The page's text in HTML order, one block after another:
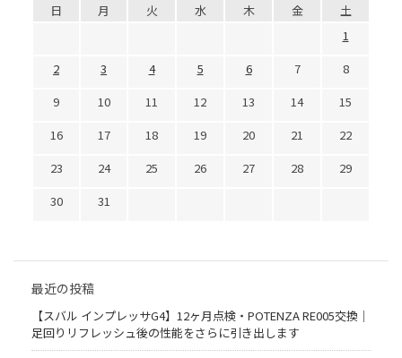
日 月 火 水 木 金
土
1
2
3 4 5 6 7
8
9
10 11 12 13 14
15
16
17 18 19 20 21
22
23
24 25 26 27 28
29
30
31
最近の投稿
【スバル インプレッサG4】12ヶ月点検・POTENZA RE005交換｜
足回りリフレッシュ後の性能をさらに引き出します